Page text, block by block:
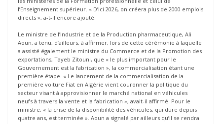
l’Enseignement supérieur. « D’ici 2026, on créera plus de 2000 emplois
directs », a-t-il encore ajouté.
Le ministre de l’Industrie et de la Production pharmaceutique, Ali
Aoun, a tenu, d’ailleurs, à affirmer, lors de cette cérémonie à laquelle
a assisté également le ministre du Commerce et de la Promotion des
exportations, Tayeb Zitouni, que « le plus important pour le
Gouvernement est la fabrication », la commercialisation étant une
première étape. « Le lancement de la commercialisation de la
première voiture Fiat en Algérie vient couronner la politique du
secteur visant à approvisionner le marché national en véhicules
neufs à travers la vente et la fabrication », avait-il affirmé. Pour le
ministre, « la crise de la disponibilité des véhicules, qui dure depuis
quatre ans, est terminée ». Aoun a signalé par ailleurs qu’il se rendra